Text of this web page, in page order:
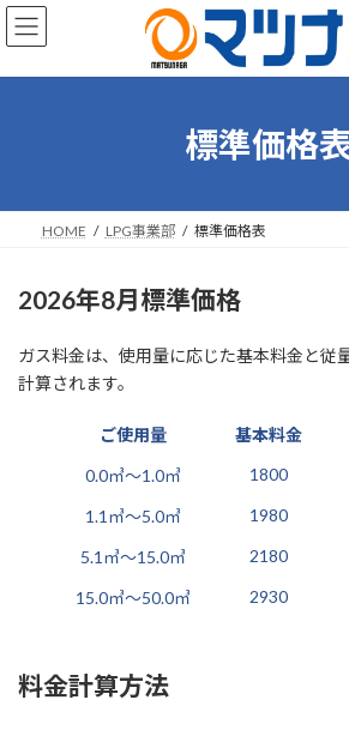
コ
ン
ン
ナ
ビ
ー
標準価格
HOME LPG事業部 標準価格表
2026年8月標準価格
ガス料金は、使用量に応じた基本料金と従
計算されます。
ご使用量 基本料金
0.0㎥～1.0㎥
1800
1.1㎥～5.0㎥ 1980
5.1㎥～15.0㎥ 2180
15.0㎥～50.0㎥ 2930
料金計算方法